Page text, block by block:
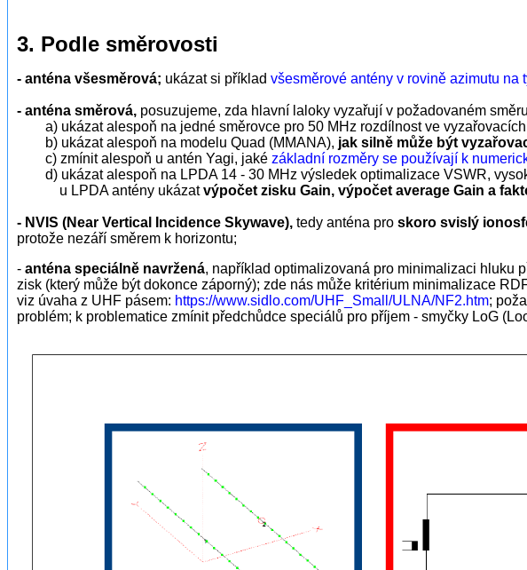
3. Podle směrovosti
- anténa všesměrová; ukázat si příklad všesměrové antény v rovině azimutu na
- anténa směrová, posuzujeme, zda hlavní laloky vyzařují v požadovaném
a) ukázat alespoň na jedné směrovce pro 50 MHz rozdílnost ve
b) ukázat alespoň na modelu Quad (MMANA), jak silně může být
c) zmínit alespoň u antén Yagi, jaké základní rozměry se používají k
d) ukázat alespoň na LPDA 14 - 30 MHz výsledek optimalizace VSWR,
u LPDA antény ukázatvýpočet zisku Gain, výpočet average Gain a
- NVIS (Near Vertical Incidence Skywave), tedy anténa pro skoro svislý
protože nezáří směrem k horizontu;
- anténa speciálně navržená, například optimalizovaná pro minimalizaci hluku
zisk (který může být dokonce záporný); zde nás může kritérium minimalizace
viz úvaha z UHF pásem: https://www.sidlo.com/UHF_Small/ULNA/NF2.htm;
problém; k problematice zmínit předchůdce speciálů pro příjem - smyčky LoG